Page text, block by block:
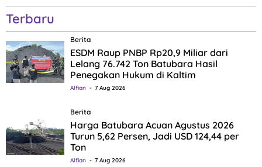
Terbaru
Berita
ESDM Raup PNBP Rp20,9 Miliar dari
Lelang 76.742 Ton Batubara Hasil
Penegakan Hukum di Kaltim
Alfian 7 Aug 2026
Berita
Harga Batubara Acuan Agustus 2026
Turun 5,62 Persen, Jadi USD 124,44 per
Ton
Alfian 7 Aug 2026